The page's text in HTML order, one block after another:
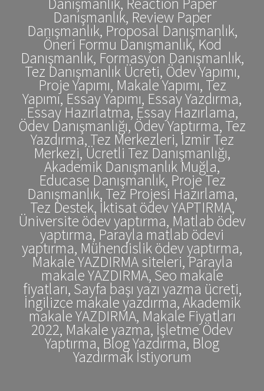
Danışmanlık, Review Paper
Danışmanlık, Proposal Danışmanlık,
Öneri Formu Danışmanlık, Kod
Danışmanlık, Formasyon Danışmanlık,
Tez Danışmanlık Ücreti, Ödev Yapımı,
Proje Yapımı, Makale Yapımı, Tez
Yapımı, Essay Yapımı, Essay Yazdırma,
Essay Hazırlatma, Essay Hazırlama,
Ödev Danışmanlığı, Ödev Yaptırma, Tez
Yazdırma, Tez Merkezleri, İzmir Tez
Merkezi, Ücretli Tez Danışmanlığı,
Akademik Danışmanlık Muğla,
Educase Danışmanlık, Proje Tez
Danışmanlık, Tez Projesi Hazırlama,
Tez Destek, İktisat ödev YAPTIRMA,
Üniversite ödev yaptırma, Matlab ödev
yaptırma, Parayla matlab ödevi
yaptırma, Mühendislik ödev yaptırma,
Makale YAZDIRMA siteleri, Parayla
makale YAZDIRMA, Seo makale
fiyatları, Sayfa başı yazı yazma ücreti,
İngilizce makale yazdırma, Akademik
makale YAZDIRMA, Makale Fiyatları
2022, Makale yazma, İşletme Ödev
Yaptırma, Blog Yazdırma, Blog
Yazdırmak İstiyorum